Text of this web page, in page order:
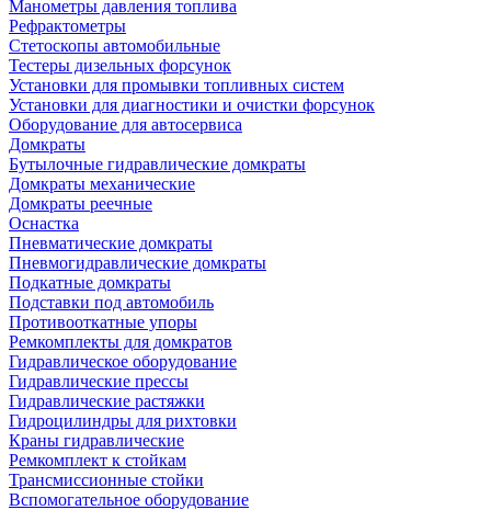
Манометры давления топлива
Рефрактометры
Стетоскопы автомобильные
Тестеры дизельных форсунок
Установки для промывки топливных систем
Установки для диагностики и очистки форсунок
Оборудование для автосервиса
Домкраты
Бутылочные гидравлические домкраты
Домкраты механические
Домкраты реечные
Оснастка
Пневматические домкраты
Пневмогидравлические домкраты
Подкатные домкраты
Подставки под автомобиль
Противооткатные упоры
Ремкомплекты для домкратов
Гидравлическое оборудование
Гидравлические прессы
Гидравлические растяжки
Гидроцилиндры для рихтовки
Краны гидравлические
Ремкомплект к стойкам
Трансмиссионные стойки
Вспомогательное оборудование